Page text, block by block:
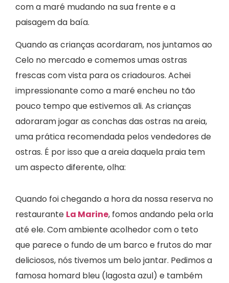
com a maré mudando na sua frente e a
paisagem da baía.
Quando as crianças acordaram, nos juntamos ao
Celo no mercado e comemos umas ostras
frescas com vista para os criadouros. Achei
impressionante como a maré encheu no tão
pouco tempo que estivemos ali. As crianças
adoraram jogar as conchas das ostras na areia,
uma prática recomendada pelos vendedores de
ostras. É por isso que a areia daquela praia tem
um aspecto diferente, olha:
Quando foi chegando a hora da nossa reserva no
restaurante La Marine, fomos andando pela orla
até ele. Com ambiente acolhedor com o teto
que parece o fundo de um barco e frutos do mar
deliciosos, nós tivemos um belo jantar. Pedimos a
famosa homard bleu (lagosta azul) e também